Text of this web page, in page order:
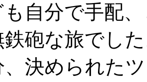
自分で手配
鉄砲な旅でし
、決められた